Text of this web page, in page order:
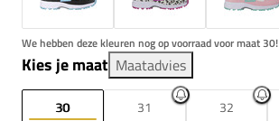
We hebben deze kleuren nog op voorraad voor maat 30!
Kies je maat Maatadvies
30 31 32